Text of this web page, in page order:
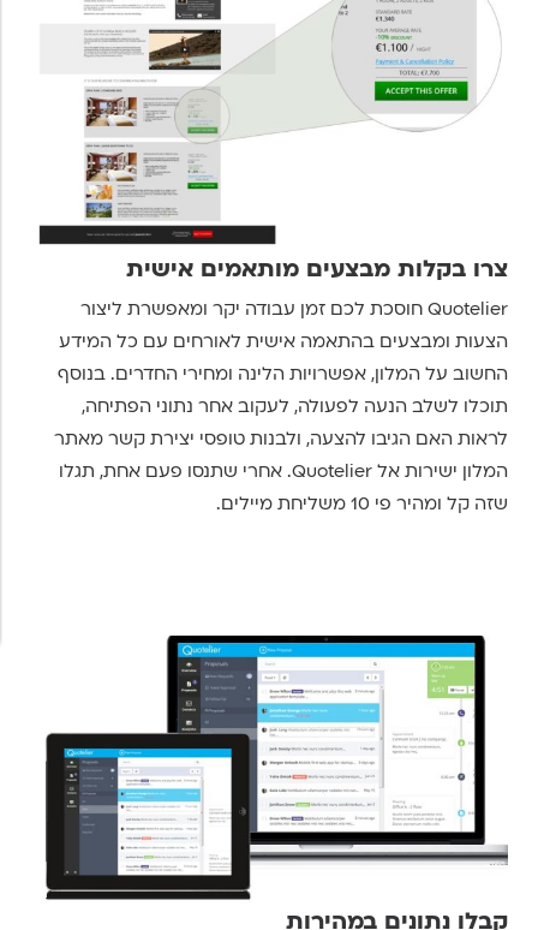
צרו בקלות מבצעים מותאמים אישית
Quotelier חוסכת לכם זמן עבודה יקר ומאפשרת ליצור
הצעות ומבצעים בהתאמה אישית לאורחים עם כל המידע
החשוב על המלון, אפשרויות הלינה ומחירי החדרים. בנוסף
תוכלו לשלב הנעה לפעולה, לעקוב אחר נתוני הפתיחה,
לראות האם הגיבו להצעה, ולבנות טופסי יצירת קשר מאתר
המלון ישירות אל Quotelier. אחרי שתנסו פעם אחת, תגלו
שזה קל ומהיר פי 10 משליחת מיילים.
קבלו נתונים במהירות